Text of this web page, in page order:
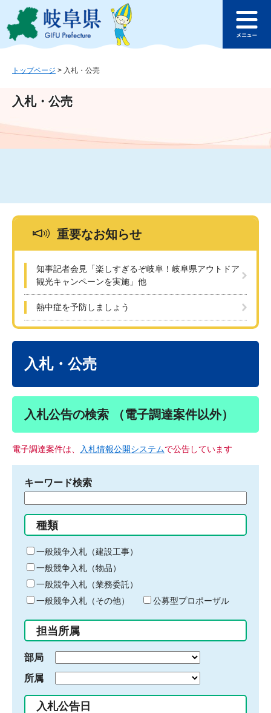
ジ
ュ
文
このページの本文へ
ュ
トップページ > 入札・公売
入札・公売
重要なお知らせ
知事記者会見「楽しすぎるぞ岐阜！岐阜県アウトドア
観光キャンペーンを実施」他
熱中症を予防しましょう
入札・公売
入札公告の検索 （電子調達案件以外）
電子調達案件は、 入札情報公開システムで公告しています
キーワード検索
る
キ
ー
ワ
ー
ド
入
力
種類
一般競争入札（建設工事）
一般競争入札（物品）
一般競争入札（業務委託）
一般競争入札（その他）
公募型プロポーザル
担当所属
部局
所属
入札公告日